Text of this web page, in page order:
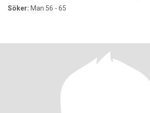
Söker: Man 56 - 65